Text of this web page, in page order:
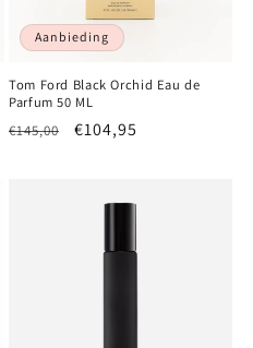
Aanbieding
Tom Ford Black Orchid Eau de
Parfum 50 ML
Normale
€145,00 Aanbiedingsprijs
€104,95